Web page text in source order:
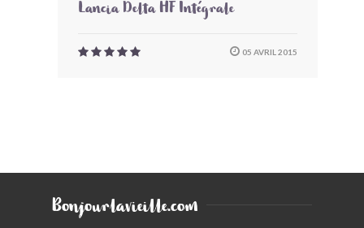
Lancia Delta HF Intégrale
05 AVRIL 2015
Bonjourlavieille.com